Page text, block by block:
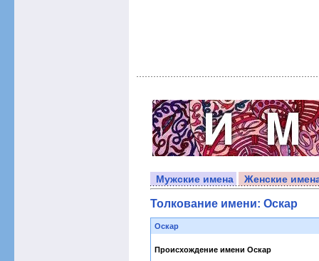
Мужские имена Женские
Толкование имени: Оскар
Оскар
Происхождение имени Оскар